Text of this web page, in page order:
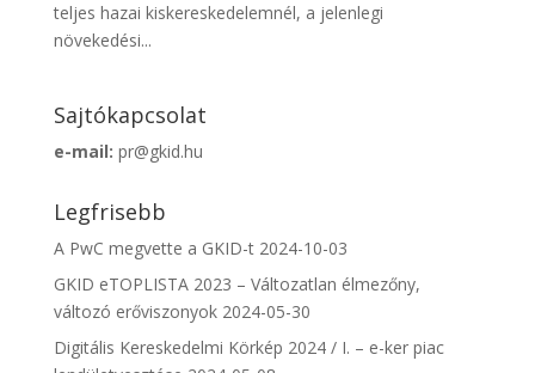
teljes hazai kiskereskedelemnél, a jelenlegi
növekedési...
Sajtókapcsolat
e-mail: pr@gkid.hu
Legfrisebb
A PwC megvette a GKID-t 2024-10-03
GKID eTOPLISTA 2023 – Változatlan élmezőny,
változó erőviszonyok 2024-05-30
Digitális Kereskedelmi Körkép 2024 / I. – e-ker piac